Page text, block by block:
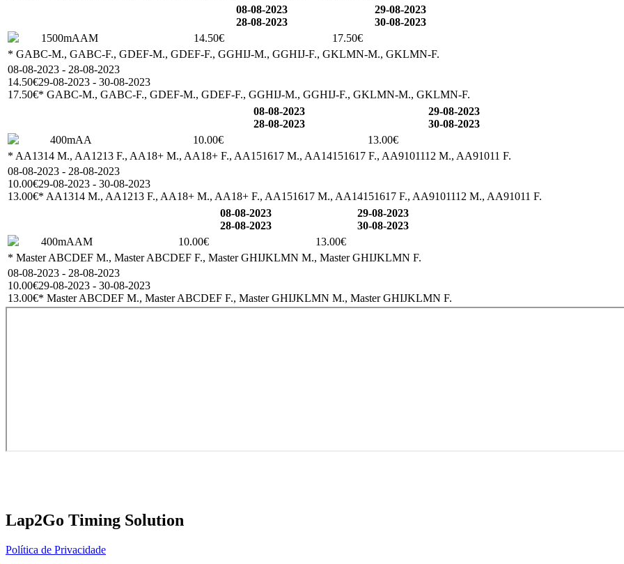
08-08-2023
28-08-2023
29-08-2023
30-08-2023
1500mAAM
14.50€
17.50€
* GABC-M., GABC-F., GDEF-M., GDEF-F., GGHIJ-M., GGHIJ-F., GKLMN-M., GKLMN-F.
08-08-2023 - 28-08-2023
14.50€29-08-2023 - 30-08-2023
17.50€* GABC-M., GABC-F., GDEF-M., GDEF-F., GGHIJ-M., GGHIJ-F., GKLMN-M., GKLMN-F.
08-08-2023
28-08-2023
29-08-2023
30-08-2023
400mAA
10.00€
13.00€
* AA1314 M., AA1213 F., AA18+ M., AA18+ F., AA151617 M., AA14151617 F., AA9101112 M., AA91011 F.
08-08-2023 - 28-08-2023
10.00€29-08-2023 - 30-08-2023
13.00€* AA1314 M., AA1213 F., AA18+ M., AA18+ F., AA151617 M., AA14151617 F., AA9101112 M., AA91011 F.
08-08-2023
28-08-2023
29-08-2023
30-08-2023
400mAAM
10.00€
13.00€
* Master ABCDEF M., Master ABCDEF F., Master GHIJKLMN M., Master GHIJKLMN F.
08-08-2023 - 28-08-2023
10.00€29-08-2023 - 30-08-2023
13.00€* Master ABCDEF M., Master ABCDEF F., Master GHIJKLMN M., Master GHIJKLMN F.
Lap2Go Timing Solution
Política de Privacidade